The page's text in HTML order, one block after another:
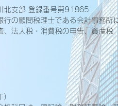
北支部 登録番号第91865
行の顧問税理士である会計事務所
、法人税・消費税の申告、資産